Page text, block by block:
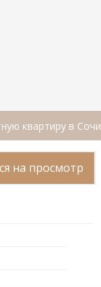
квартиру в Сочи
на просмотр